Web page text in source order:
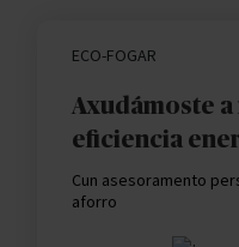
ECO-FOGAR
Axudámoste
eficiencia
Cun asesoramento
aforro